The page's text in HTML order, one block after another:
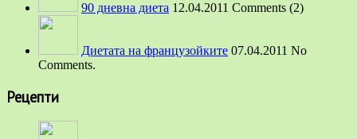
90 дневна диета 12.04.2011 Comments (2)
Диетата на французойките 07.04.2011 No
Comments.
Рецепти